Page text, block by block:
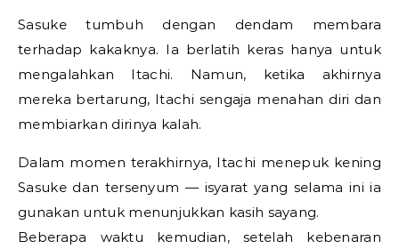
Sasuke tumbuh dengan dendam membara
terhadap kakaknya. Ia berlatih keras hanya untuk
mengalahkan Itachi. Namun, ketika akhirnya
mereka bertarung, Itachi sengaja menahan diri dan
membiarkan dirinya kalah.
Dalam momen terakhirnya, Itachi menepuk kening
Sasuke dan tersenyum — isyarat yang selama ini ia
gunakan untuk menunjukkan kasih sayang.
Beberapa waktu kemudian, setelah kebenaran